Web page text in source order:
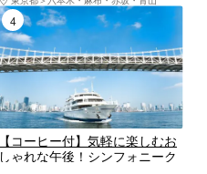
4位
【コーヒー付】気軽に楽しむお
しゃれな午後！シンフォニーク